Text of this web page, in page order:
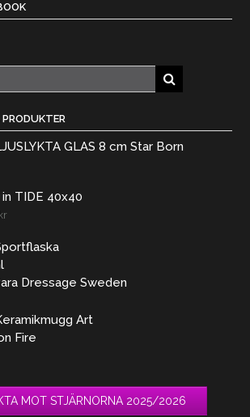
GLAS 8 cm Star Born
in TIDE 40x40
kr
Dressage Sweden
Art
Fire
MOT STJÄRNORNA 2025/2026